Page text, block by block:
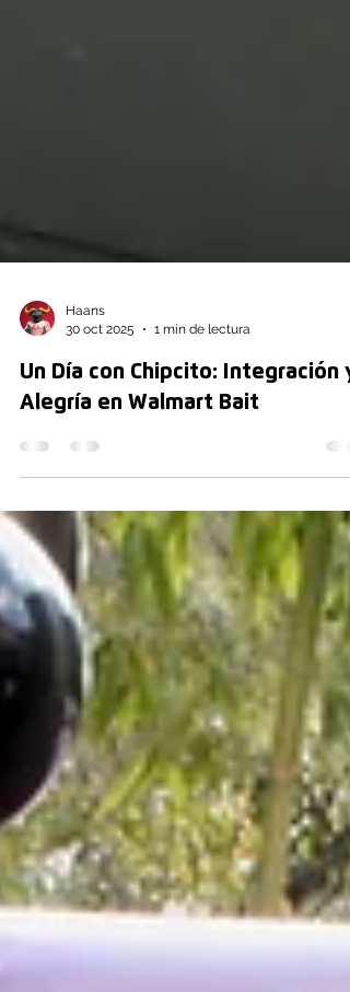
Haans
30 oct 2025
1 min de lectura
Un Día con Chipcito: Integración y
Alegría en Walmart Bait